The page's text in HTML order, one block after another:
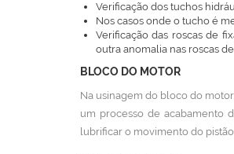
Verificação dos tuchos
Nos casos onde o tucho é
Verificação das roscas de
outra anomalia nas roscas
BLOCO DO MOTOR
Na usinagem do bloco do
um processo de acabamento
lubrificar o movimento do